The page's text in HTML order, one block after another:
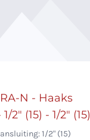
N - Haaks
2" (15) - 1/2" (15)
1/2" (15)